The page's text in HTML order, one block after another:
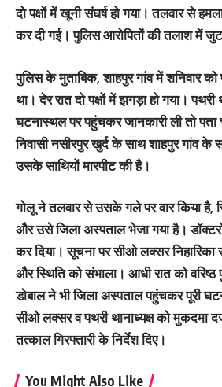
दो पक्षों में खूनी संघर्ष हो गया। तलवार से
कर दी गई। पुलिस आरोपितों की तलाश में
पुलिस के मुताबिक, शाहपुर गांव में शनिवार
था। देर रात दो पक्षों में झगड़ा हो गया। पथरी
घटनास्थल पर पहुंचकर जानकारी ली तो पता
निवासी नसीरपुर खुर्द के साथ शाहपुर गांव के
उसके साथियों मारपीट की है।
गोलू ने तलवार से उसके गले पर वार किया है,
और उसे जिला अस्पताल भेजा गया है।
कर दिया। सूचना पर सीओ लक्सर निहारिका
और स्थिति को संभाला। आधी रात को वरिष्ठ
डोबाल ने भी जिला अस्पताल पहुंचकर पूरी
सीओ लक्सर व पथरी थानाध्यक्ष को मुकदमा
तत्काल गिरफ्तारी के निर्देश दिए।
You Might Also Like